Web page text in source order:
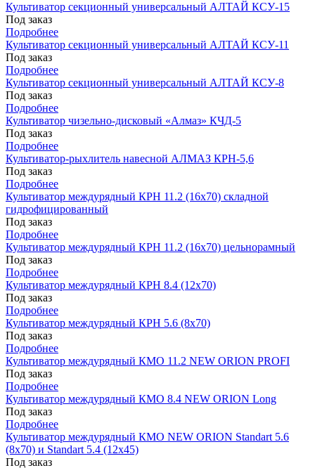
Культиватор секционный универсальный АЛТАЙ КСУ-15
Под заказ
Подробнее
Культиватор секционный универсальный АЛТАЙ КСУ-11
Под заказ
Подробнее
Культиватор секционный универсальный АЛТАЙ КСУ-8
Под заказ
Подробнее
Культиватор чизельно-дисковый «Алмаз» КЧД-5
Под заказ
Подробнее
Культиватор-рыхлитель навесной АЛМАЗ КРН-5,6
Под заказ
Подробнее
Культиватор междурядный КРН 11.2 (16х70) складной
гидрофицированный
Под заказ
Подробнее
Культиватор междурядный КРН 11.2 (16х70) цельнорамный
Под заказ
Подробнее
Культиватор междурядный КРН 8.4 (12х70)
Под заказ
Подробнее
Культиватор междурядный КРН 5.6 (8х70)
Под заказ
Подробнее
Культиватор междурядный КМО 11.2 NEW ORION PROFI
Под заказ
Подробнее
Культиватор междурядный КМО 8.4 NEW ORION Long
Под заказ
Подробнее
Культиватор междурядный КМО NEW ORION Standart 5.6
(8х70) и Standart 5.4 (12х45)
Под заказ